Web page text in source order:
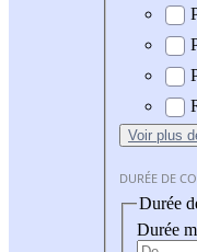
Voir plus
DURÉE DE
Durée
Durée